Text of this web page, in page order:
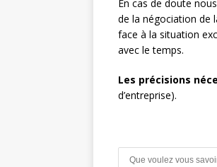
En cas de doute
de la négociation de
face à la situation
avec le temps.
Les précisions
d’entreprise).